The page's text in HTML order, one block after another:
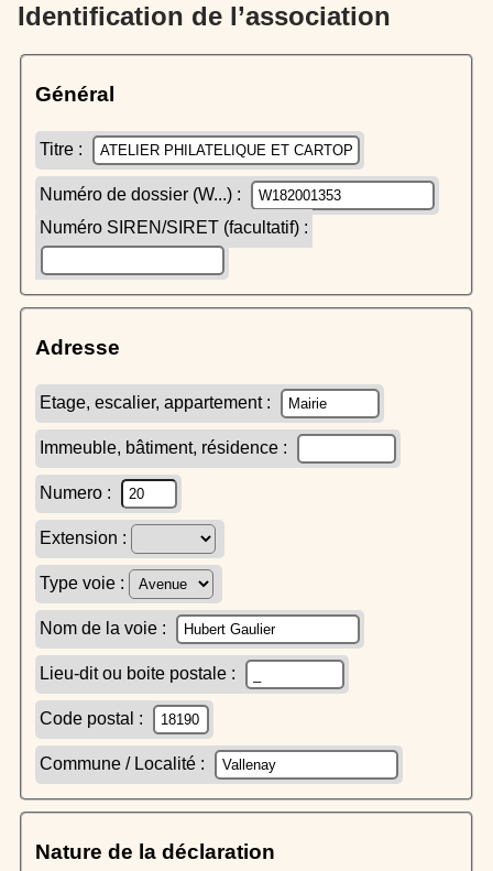
Identification de l’association
Général
Titre :
Numéro de dossier (W...) :
Numéro SIREN/SIRET (facultatif) :
Adresse
Etage, escalier, appartement :
Immeuble, bâtiment, résidence :
Numero :
Extension :
Type voie :
Nom de la voie :
Lieu-dit ou boite postale :
Code postal :
Commune / Localité :
Nature de la déclaration